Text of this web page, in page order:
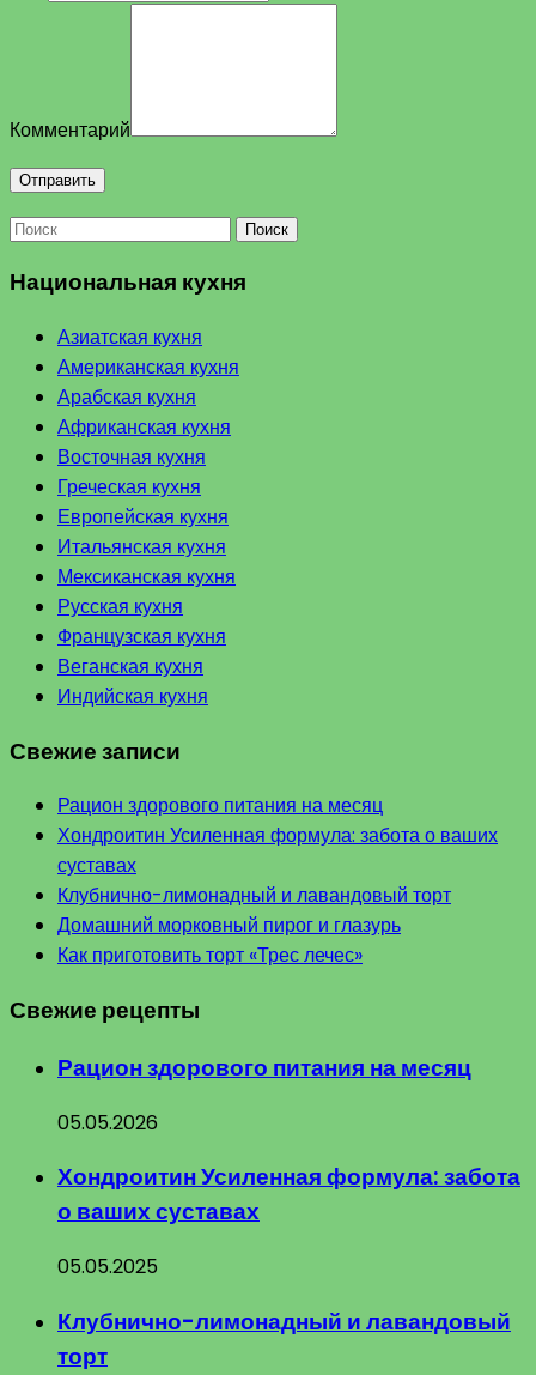
Комментарий
Поиск
Национальная кухня
Азиатская кухня
Американская кухня
Арабская кухня
Африканская кухня
Восточная кухня
Греческая кухня
Европейская кухня
Итальянская кухня
Мексиканская кухня
Русская кухня
Французская кухня
Веганская кухня
Индийская кухня
Свежие записи
Рацион здорового питания на месяц
Хондроитин Усиленная формула: забота о ваших
суставах
Клубнично-лимонадный и лавандовый торт
Домашний морковный пирог и глазурь
Как приготовить торт «Трес лечес»
Свежие рецепты
Рацион здорового питания на месяц
05.05.2026
Хондроитин Усиленная формула: забота
о ваших суставах
05.05.2025
Клубнично-лимонадный и лавандовый
торт